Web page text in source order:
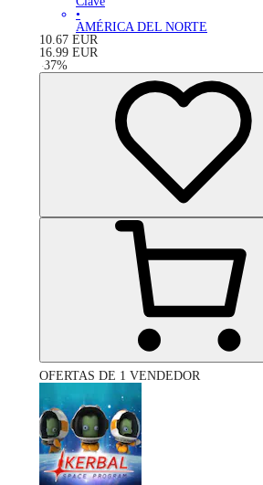
•
AMÉRICA DEL NORTE
10.67 EUR
16.99 EUR
-37%
OFERTAS DE 1 VENDEDOR